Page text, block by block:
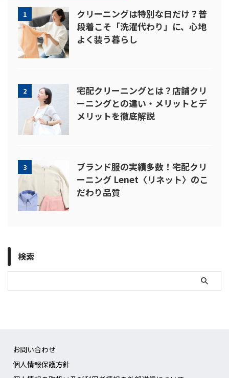
1
クリーニングは特別な日だけ？普
段着こそ「洗濯代わり」に、心地
よく装う暮らし
2
宅配クリーニングとは？店舗クリ
ーニングとの違い・メリットとデ
メリットを徹底解説
3
ブランド服の実績多数！宅配クリ
ーニング Lenet〈リネット〉のこ
だわり品質
検索
お問い合わせ
個人情報保護方針